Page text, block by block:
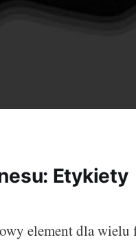
Etykiety
element dla wielu